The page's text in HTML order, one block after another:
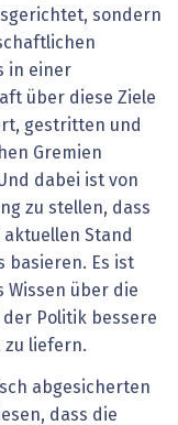
sondern
in einer
über diese Ziele
gestritten und
Gremien
dabei ist von
zu stellen, dass
Stand
basieren. Es ist
Wissen über die
Politik bessere
zu liefern.
abgesicherten
dass die